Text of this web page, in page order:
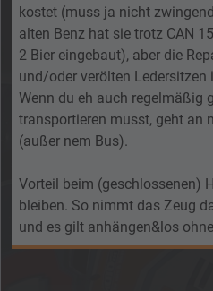
kostet (muss ja nicht
alten Benz hat sie trotz CAN
2 Bier eingebaut), aber die
und/oder verölten
Wenn du eh auch regelmäßig
transportieren musst, geht an
(außer nem Bus).
Vorteil beim (geschlossenen)
bleiben. So nimmt das Zeug
und es gilt anhängen&los